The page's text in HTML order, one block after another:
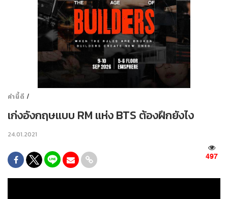
คำนี้ดี /
เก่งอังกฤษแบบ RM แห่ง BTS ต้องฝึกยังไง
24.01.2021
497